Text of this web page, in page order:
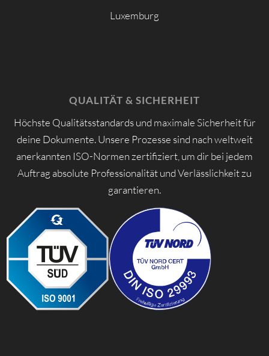
Luxemburg
QUALITÄT & SICHERHEIT
Höchste Qualitätsstandards und maximale Sicherheit für
deine Dokumente. Unsere Prozesse sind nach weltweit
anerkannten ISO-Normen zertifiziert, um dir bei jedem
Auftrag absolute Professionalität und Verlässlichkeit zu
garantieren.